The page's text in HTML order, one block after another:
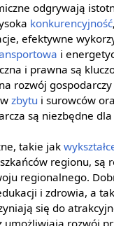
odgrywają
konkurencyjność,
efektywne
i
i prawna są
rozwój
zbytu i surowców
są niezbędne
takie jak
regionu, są
regionalnego.
i zdrowia, a
się do